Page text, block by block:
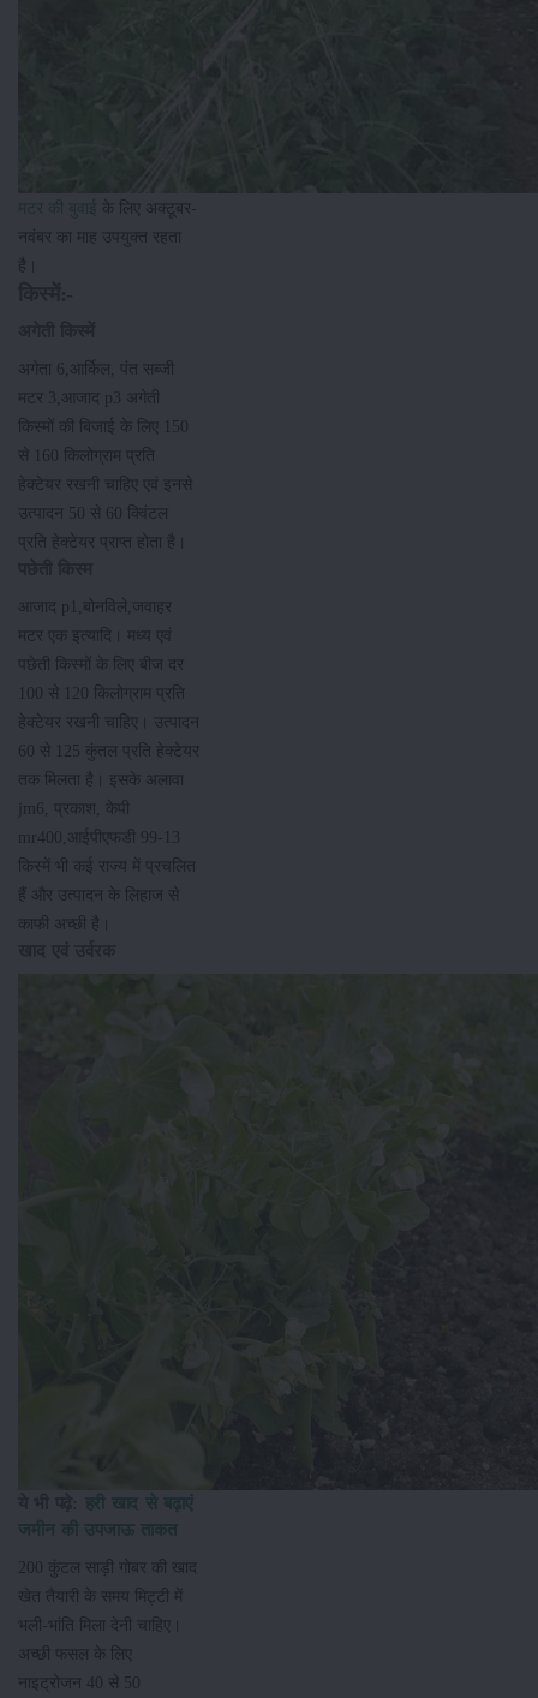
मटर की बुवाई
के लिए अक्टूबर-
नवंबर का माह उपयुक्त रहता
है।
अगेता 6,आर्किल, पंत सब्जी
मटर 3,आजाद p3 अगेती
किस्मों की बिजाई के लिए 150
से 160 किलोग्राम प्रति
हेक्टेयर रखनी चाहिए एवं इनसे
उत्पादन 50 से 60 क्विंटल
प्रति हेक्टेयर प्राप्त होता है।
आजाद p1,बोनविले,जवाहर
मटर एक इत्यादि। मध्य एवं
पछेती किस्मों के लिए बीज दर
100 से 120 किलोग्राम प्रति
हेक्टेयर रखनी चाहिए। उत्पादन
60 से 125 कुंतल प्रति हेक्टेयर
तक मिलता है। इसके अलावा
jm6, प्रकाश, केपी
mr400,आईपीएफडी 99-13
किस्में भी कई राज्य में प्रचलित
हैं और उत्पादन के लिहाज से
काफी अच्छी है।
हरी खाद से बढ़ाएं
जमीन की उपजाऊ ताकत
200 कुंटल साड़ी गोबर की खाद
खेत तैयारी के समय मिट्टी में
भली-भांति मिला देनी चाहिए।
अच्छी फसल के लिए
नाइट्रोजन 40 से 50